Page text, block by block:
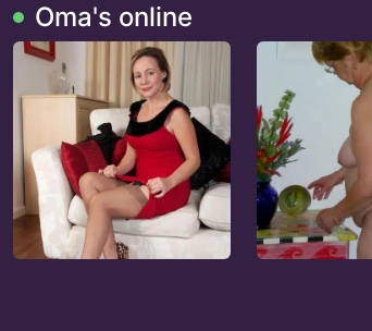
Oma's online